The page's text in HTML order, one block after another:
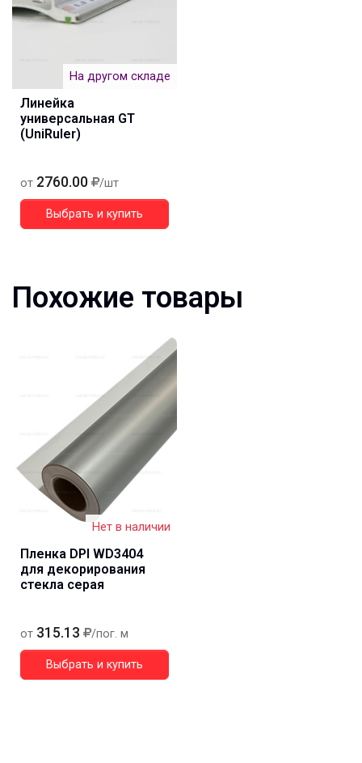
На другом складе
Линейка
универсальная GT
(UniRuler)
от 2760.00 /шт
Выбрать и купить
Похожие товары
Нет в наличии
Пленка DPI WD3404
для декорирования
стекла серая
от 315.13 /пог. м
Выбрать и купить